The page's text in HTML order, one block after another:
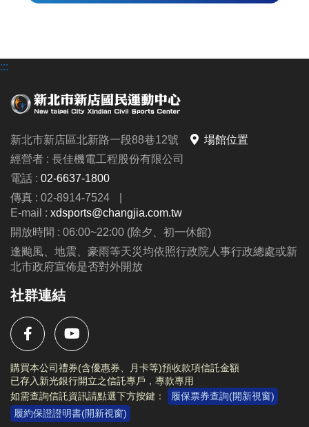
:::
新北市新店區北新路一段88巷12號
場館位置
經營者 : 長佳機電工程股份有限公司
電話 : 02-6637-1800
傳真 : 02-8914-7524
|
E-mail : xdsports@changjia.com.tw
開放時間 : 06:00~22:00 (除夕、初一休館)
逢颱風、地震、豪雨等天災均依照行政院人事行政總處或新
北市政府宣佈是否對外開放
社群連結
購買本公司禮券(含優惠券、月卡等)預收款項信託金額
已存入新光銀行開立之信託專戶，專款專用
如需查詢信託資訊請點選下方按鍵：
履保票券查詢(開新視窗)
履約保證證明書(開新視窗)